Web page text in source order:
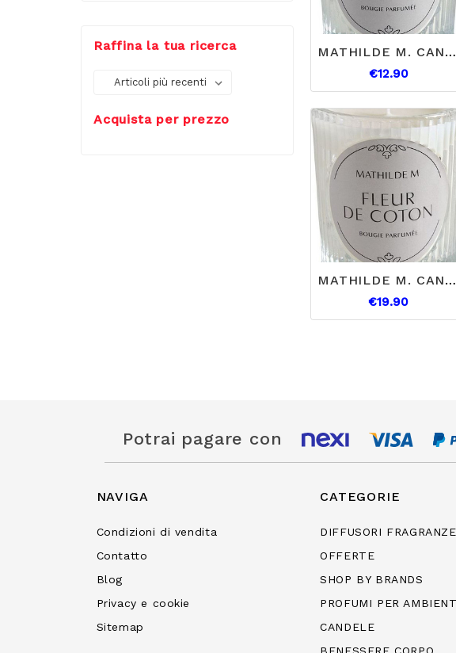
Raffina la tua ricerca
Acquista per prezzo
MATHILDE M. CANDELA FLEUR DE COTON 65GR.
€12.90
MATHILDE M. CANDELA FLEUR DE COTON 145GR.
€19.90
Potrai pagare con
NAVIGA
Condizioni di vendita
Contatto
Blog
Privacy e cookie
Sitemap
CATEGORIE
DIFFUSORI FRAGRANZE
OFFERTE
SHOP BY BRANDS
PROFUMI PER
CANDELE